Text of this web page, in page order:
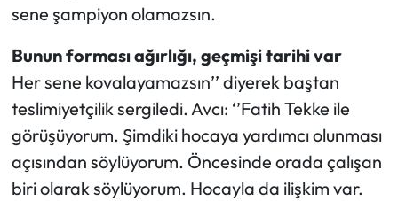
sene şampiyon olamazsın.
Bunun forması ağırlığı, geçmişi tarihi var
Her sene kovalayamazsın’’ diyerek baştan
teslimiyetçilik sergiledi. Avcı: ‘’Fatih Tekke ile
görüşüyorum. Şimdiki hocaya yardımcı olunması
açısından söylüyorum. Öncesinde orada çalışan
biri olarak söylüyorum. Hocayla da ilişkim var.